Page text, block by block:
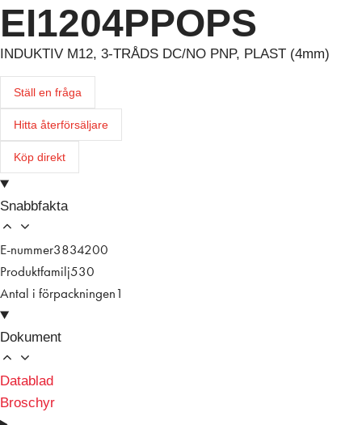
EI1204PPOPS
INDUKTIV M12, 3-TRÅDS DC/NO PNP, PLAST (4mm)
Ställ en fråga
Hitta återförsäljare
Köp direkt
Snabbfakta
E-nummer3834200
Produktfamilj530
Antal i förpackningen 1
Dokument
Datablad
Broschyr